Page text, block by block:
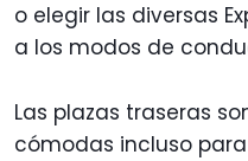
o elegir las diversas
a los modos de
Las plazas traseras
cómodas incluso